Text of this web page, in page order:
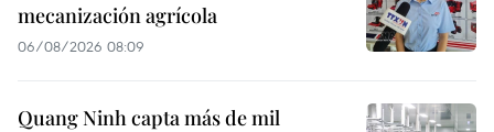
mecanización agrícola
06/08/2026 08:09
Quang Ninh capta más de mil